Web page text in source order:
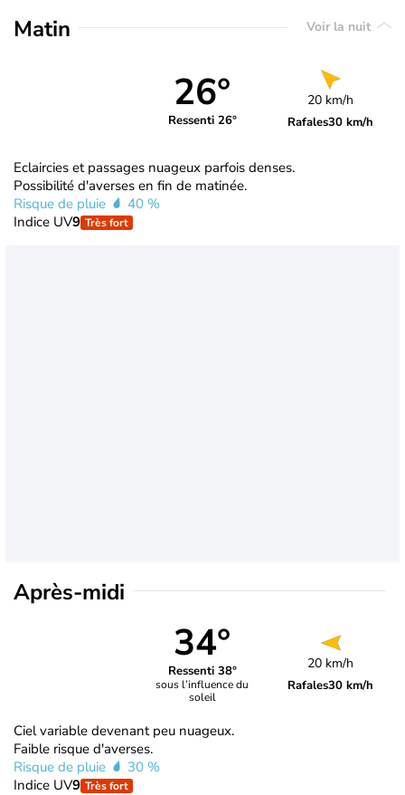
Matin Voir la nuit
26°
Ressenti 26°
20 km/h
Rafales30 km/h
Eclaircies et passages nuageux parfois denses.
Possibilité d'averses en fin de matinée.
Risque de pluie
40 %
Indice UV9 Très fort
Après-midi
34°
Ressenti 38°
sous l’influence du
soleil
20 km/h
Rafales30 km/h
Ciel variable devenant peu nuageux.
Faible risque d'averses.
Risque de pluie
30 %
Indice UV9 Très fort